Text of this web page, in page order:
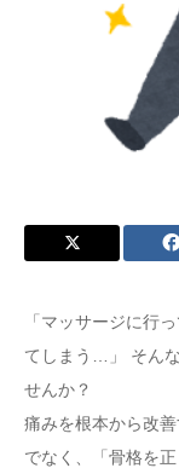
「マッサージに行
てしまう…」 そん
せんか？
痛みを根本から改
でなく、「骨格を